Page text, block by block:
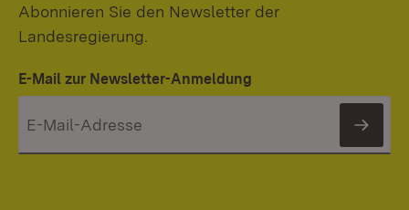
Abonnieren Sie den Newsletter der
Landesregierung.
E-Mail zur Newsletter-Anmeldung